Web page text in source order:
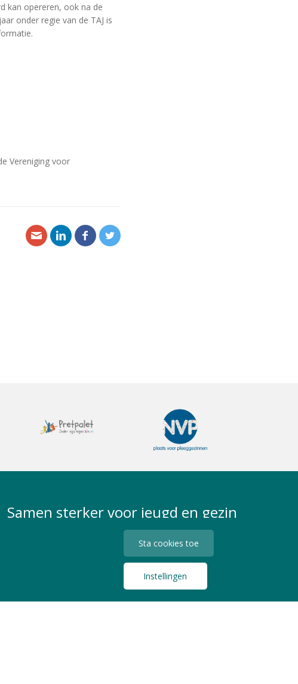
kan opereren, ook na de
onder regie van de TAJ is
Vereniging voor
Samen sterker voor jeugd en gezin
Privacy Statement Algemene Voorwaarden
Sta cookies toe
Instellingen